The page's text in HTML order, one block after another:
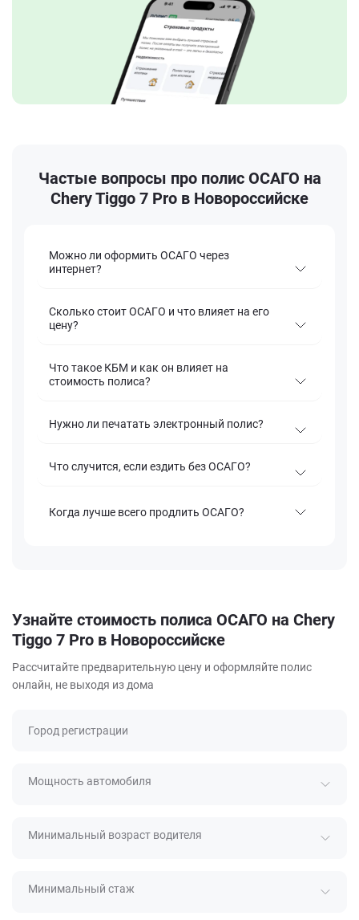
Частые вопросы про полис ОСАГО на
Chery Tiggo 7 Pro в Новороссийске
Можно ли оформить ОСАГО через
интернет?
Сколько стоит ОСАГО и что влияет на его
цену?
Что такое КБМ и как он влияет на
стоимость полиса?
Нужно ли печатать электронный полис?
Что случится, если ездить без ОСАГО?
Когда лучше всего продлить ОСАГО?
Узнайте стоимость полиса ОСАГО на Chery
Tiggo 7 Pro в Новороссийске
Рассчитайте предварительную цену и оформляйте полис
онлайн, не выходя из дома
Город регистрации
Мощность автомобиля
Минимальный возраст водителя
Минимальный стаж